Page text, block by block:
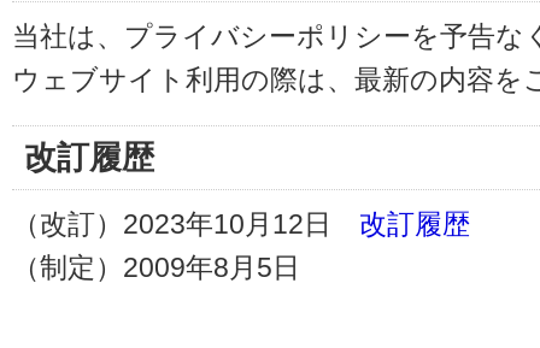
当社は、プライバシーポリシーを予告
ウェブサイト利用の際は、最新の内容を
改訂履歴
（改訂）2023年10月12日 改訂履歴
（制定）2009年8月5日